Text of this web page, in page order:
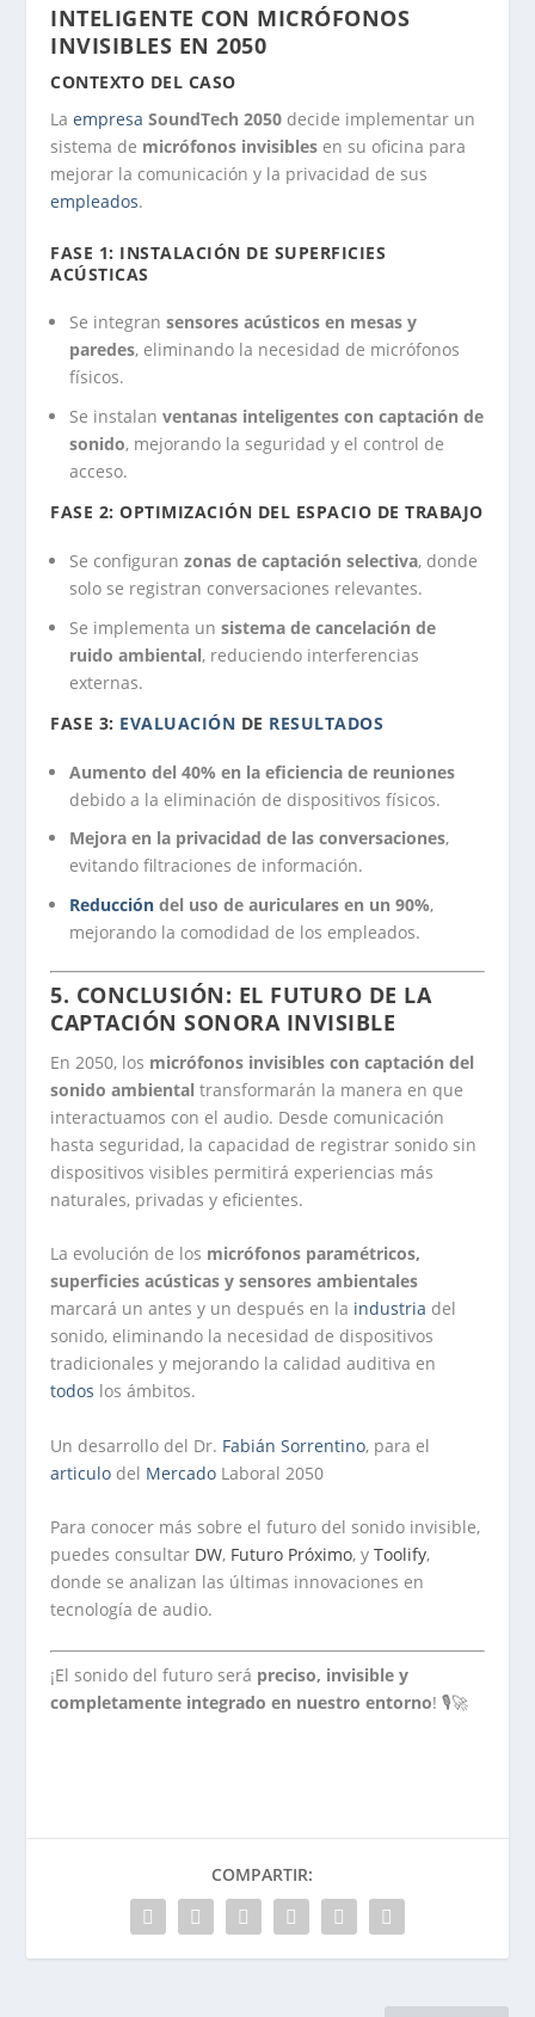
INTELIGENTE CON MICRÓFONOS
INVISIBLES EN 2050
CONTEXTO DEL CASO
Laempresa SoundTech 2050 decide implementar un
sistema de micrófonos invisibles en su oficina para
mejorar la comunicación y la privacidad de sus
empleados.
FASE 1: INSTALACIÓN DE SUPERFICIES
ACÚSTICAS
Se integransensores acústicos en mesas y
paredes, eliminando la necesidad de micrófonos
físicos.
Se instalanventanas inteligentes con captación de
sonido, mejorando la seguridad y el control de
acceso.
FASE 2: OPTIMIZACIÓN DEL ESPACIO DE TRABAJO
Se configuranzonas de captación selectiva, donde
solo se registran conversaciones relevantes.
Se implementa unsistema de cancelación de
ruido ambiental, reduciendo interferencias
externas.
FASE 3: EVALUACIÓN DE RESULTADOS
Aumento del 40% en la eficiencia de reuniones
debido a la eliminación de dispositivos físicos.
Mejora en la privacidad de las conversaciones,
evitando filtraciones de información.
Reducción del uso de auriculares en un 90%,
mejorando la comodidad de los empleados.
5. CONCLUSIÓN: EL FUTURO DE LA
CAPTACIÓN SONORA INVISIBLE
En 2050, los micrófonos invisibles con captación del
sonido ambiental transformarán la manera en que
interactuamos con el audio. Desde comunicación
hasta seguridad, la capacidad de registrar sonido sin
dispositivos visibles permitirá experiencias más
naturales, privadas y eficientes.
La evolución de los micrófonos paramétricos,
superficies acústicas y sensores ambientales
marcará un antes y un después en la industria del
sonido, eliminando la necesidad de dispositivos
tradicionales y mejorando la calidad auditiva en
todos los ámbitos.
Un desarrollo del Dr. Fabián Sorrentino, para el
articulo del Mercado Laboral 2050
Para conocer más sobre el futuro del sonido invisible,
puedes consultar DW, Futuro Próximo, yToolify,
donde se analizan las últimas innovaciones en
tecnología de audio.
¡El sonido del futuro será preciso, invisible y
completamente integrado en nuestro entorno! 🎙🚀
COMPARTIR: